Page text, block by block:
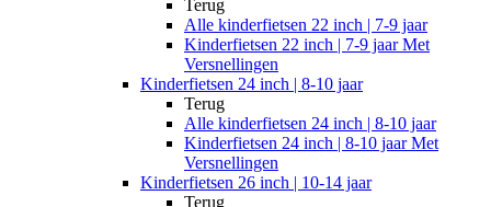
Terug
Alle kinderfietsen 22 inch | 7-9 jaar
Kinderfietsen 22 inch | 7-9 jaar Met
Versnellingen
Kinderfietsen 24 inch | 8-10 jaar
Terug
Alle kinderfietsen 24 inch | 8-10 jaar
Kinderfietsen 24 inch | 8-10 jaar Met
Versnellingen
Kinderfietsen 26 inch | 10-14 jaar
Terug